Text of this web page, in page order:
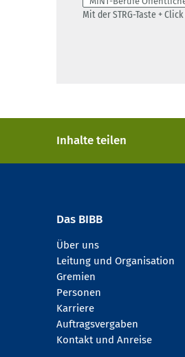
Mit der STRG-Taste +
Inhalte teilen
Das BIBB
Über uns
Leitung und Organisation
Gremien
Personen
Karriere
Auftragsvergaben
Kontakt und Anreise